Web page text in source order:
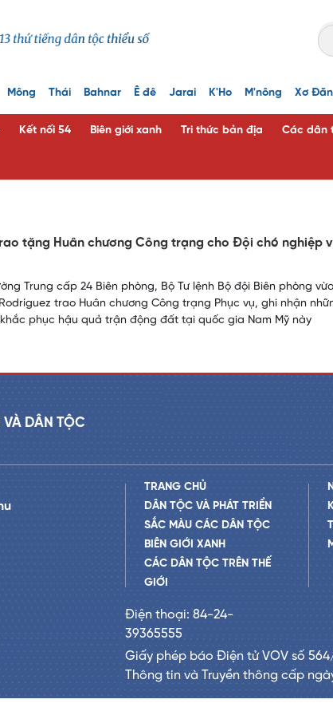
Mông Thái Bahnar Ê đê Jarai K'Ho M'nông Xơ
Kết nối 54 Biên giới xanh Tri thức bản địa Các dân
tặng Huân chương Công trạng cho Đội chó nghiệp
Trung cấp 24 Biên phòng, Bộ Tư lệnh Bộ đội Biên phòng
trao Huân chương Công trạng Phục vụ, ghi nhận
phục hậu quả trận động đất tại quốc gia Nam Mỹ này
DÂN TỘC
TRANG CHỦ
DÂN TỘC VÀ PHÁT TRIỂN
SẮC MÀU CÁC DÂN TỘC
BIÊN GIỚI XANH
CÁC DÂN TỘC TRÊN THẾ
GIỚI
Điện thoại: 84-24-
39365555
Giấy phép báo Điện tử VOV số
Thông tin và Truyền thông cấp